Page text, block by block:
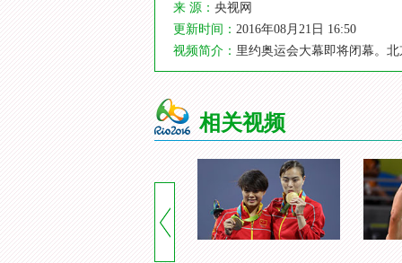
来 源： 央视网
更新时间： 2016年08月21日 16:50
视频简介： 里约奥运会大幕即将闭幕。
相关视频